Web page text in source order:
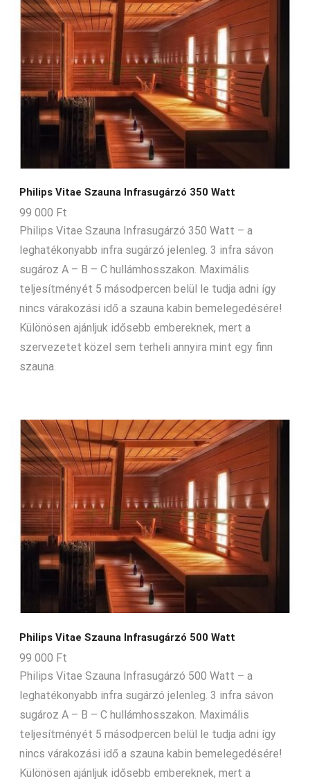
Philips Vitae Szauna Infrasugárzó 350 Watt
99 000 Ft
Philips Vitae Szauna Infrasugárzó 350 Watt – a
leghatékonyabb infra sugárzó jelenleg. 3 infra sávon
sugároz A – B – C hullámhosszakon. Maximális
teljesítményét 5 másodpercen belül le tudja adni így
nincs várakozási idő a szauna kabin bemelegedésére!
Különösen ajánljuk idősebb embereknek, mert a
szervezetet közel sem terheli annyira mint egy finn
szauna.
Philips Vitae Szauna Infrasugárzó 500 Watt
99 000 Ft
Philips Vitae Szauna Infrasugárzó 500 Watt – a
leghatékonyabb infra sugárzó jelenleg. 3 infra sávon
sugároz A – B – C hullámhosszakon. Maximális
teljesítményét 5 másodpercen belül le tudja adni így
nincs várakozási idő a szauna kabin bemelegedésére!
Különösen ajánljuk idősebb embereknek, mert a